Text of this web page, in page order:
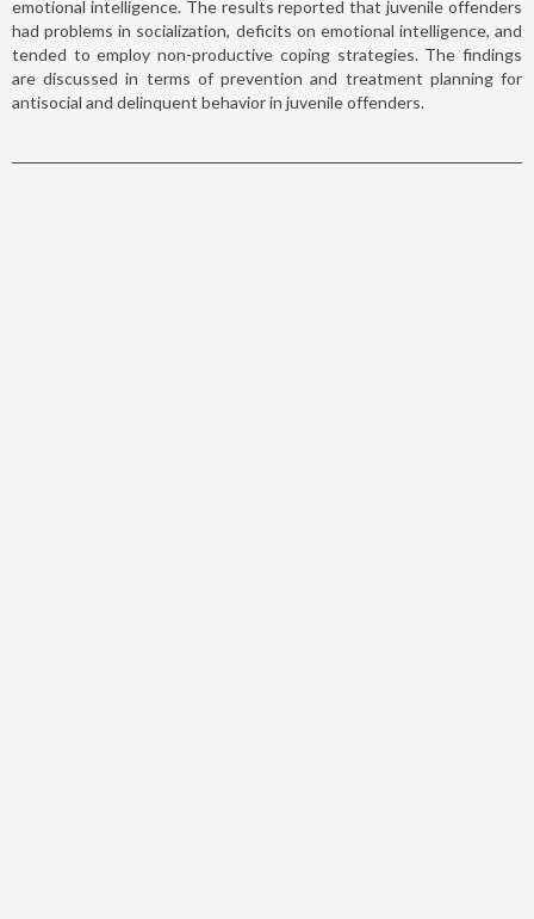
emotional intelligence. The results reported that juvenile offenders
had problems in socialization, deficits on emotional intelligence, and
tended to employ non-productive coping strategies. The findings
are discussed in terms of prevention and treatment planning for
antisocial and delinquent behavior in juvenile offenders.